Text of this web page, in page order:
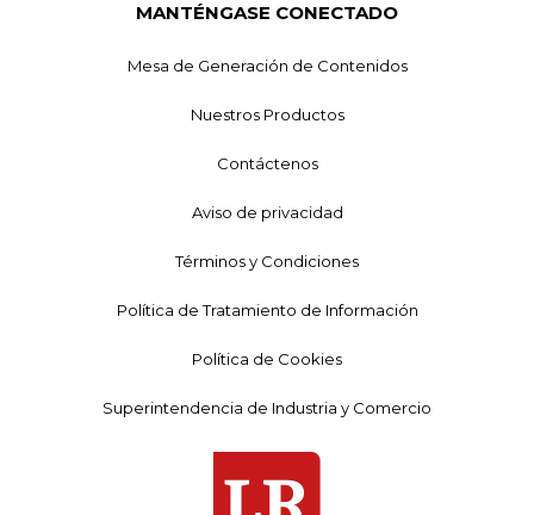
MANTÉNGASE CONECTADO
Mesa de Generación de Contenidos
Nuestros Productos
Contáctenos
Aviso de privacidad
Términos y Condiciones
Política de Tratamiento de Información
Política de Cookies
Superintendencia de Industria y Comercio